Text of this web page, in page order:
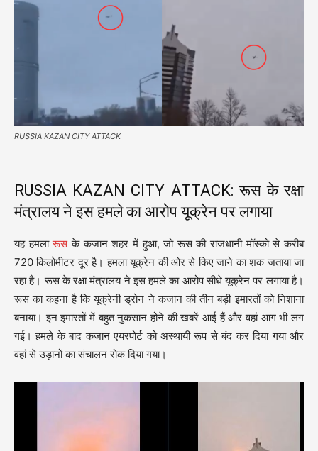
RUSSIA KAZAN CITY ATTACK
RUSSIA KAZAN CITY ATTACK: रूस के रक्षा
मंत्रालय ने इस हमले का आरोप यूक्रेन पर लगाया
यह हमलारूसके कजान शहर में हुआ, जो रूस की राजधानी मॉस्को से करीब
720 किलोमीटर दूर है। हमला यूक्रेन की ओर से किए जाने का शक जताया जा
रहा है। रूस के रक्षा मंत्रालय ने इस हमले का आरोप सीधे यूक्रेन पर लगाया है।
रूस का कहना है कि यूक्रेनी ड्रोन ने कजान की तीन बड़ी इमारतों को निशाना
बनाया। इन इमारतों में बहुत नुकसान होने की खबरें आई हैं और वहां आग भी लग
गई। हमले के बाद कजान एयरपोर्ट को अस्थायी रूप से बंद कर दिया गया और
वहां से उड़ानों का संचालन रोक दिया गया।